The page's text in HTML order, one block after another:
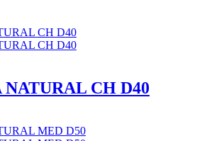
CH D40